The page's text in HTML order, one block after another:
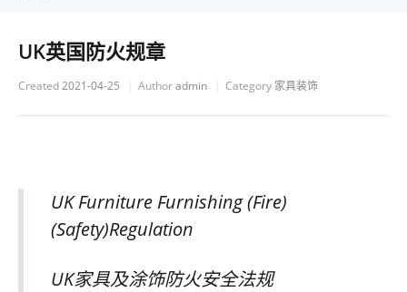
UK英国防火规章
Created2021-04-25 Authoradmin Category 家具装饰
UK Furniture Furnishing (Fire)
(Safety)Regulation
UK家具及涂饰防火安全法规